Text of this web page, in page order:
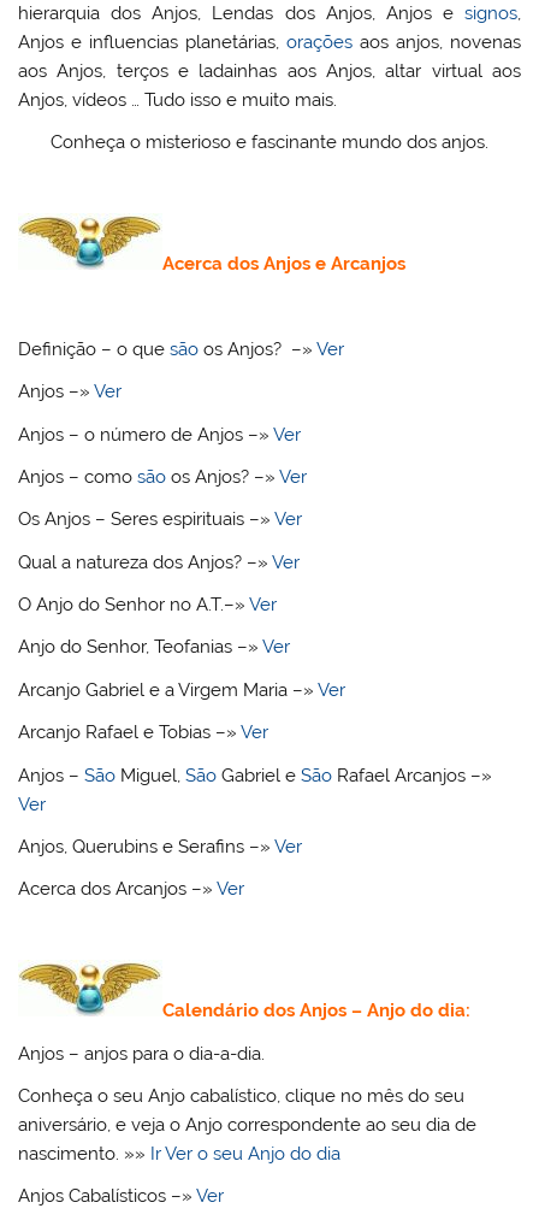
hierarquia dos Anjos, Lendas dos Anjos, Anjos e signos,
Anjos e influencias planetárias, oraçõesaos anjos, novenas
aos Anjos, terços e ladainhas aos Anjos, altar virtual aos
Anjos, vídeos … Tudo isso e muito mais.
Conheça o misterioso e fascinante mundo dos anjos.
Acerca dos Anjos e Arcanjos
Definição – o quesão os Anjos? –»Ver
Anjos –»Ver
Anjos – o número de Anjos –»Ver
Anjos – comosão os Anjos? –»Ver
Os Anjos – Seres espirituais –»Ver
Qual a natureza dos Anjos? –»Ver
O Anjo do Senhor no A.T.–»Ver
Anjo do Senhor, Teofanias –»Ver
Arcanjo Gabriel e a Virgem Maria –»Ver
Arcanjo Rafael e Tobias –»Ver
Anjos –São Miguel,São Gabriel eSão Rafael Arcanjos –»
Ver
Anjos, Querubins e Serafins –»Ver
Acerca dos Arcanjos –»Ver
Calendário dos Anjos – Anjo do dia:
Anjos – anjos para o dia-a-dia.
Conheça o seu Anjo cabalístico, clique no mês do seu
aniversário, e veja o Anjo correspondente ao seu dia de
nascimento. »» Ir Ver o seu Anjo do dia
Anjos Cabalísticos –»Ver